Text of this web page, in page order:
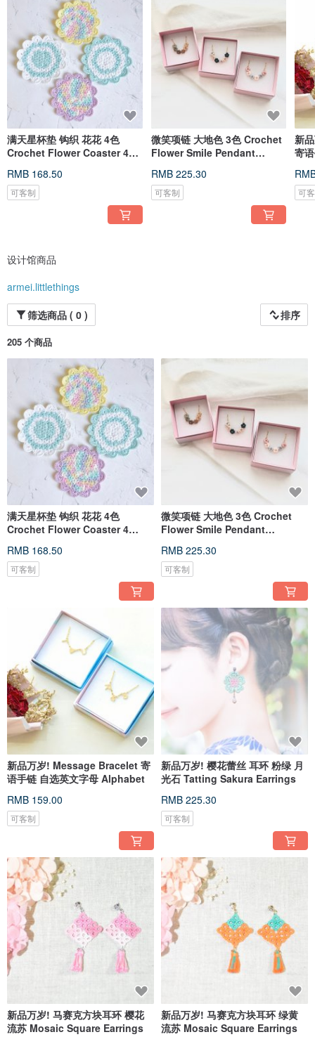
满天星杯垫 钩织 花花 4色
Crochet Flower Coaster 4
RMB 168.50
可客制
微笑项链 大地色 3色 Crochet
Flower Smile Pendant
RMB 225.30
可客制
新
寄
可
设计馆商品
armei.littlethings
筛选商品 ( 0 )
排序
205 个商品
满天星杯垫 钩织 花花 4色
Crochet Flower Coaster 4
RMB 168.50
可客制
微笑项链 大地色 3色 Crochet
Flower Smile Pendant
RMB 225.30
可客制
新品万岁! Message Bracelet 寄
语手链 自选英文字母 Alphabet
RMB 159.00
可客制
新品万岁! 樱花蕾丝 耳环 粉绿 月
光石 Tatting Sakura Earrings
RMB 225.30
可客制
新品万岁! 马赛克方块耳环 樱花
流苏 Mosaic Square Earrings
新品万岁! 马赛克方块耳环 绿黄
流苏 Mosaic Square Earrings